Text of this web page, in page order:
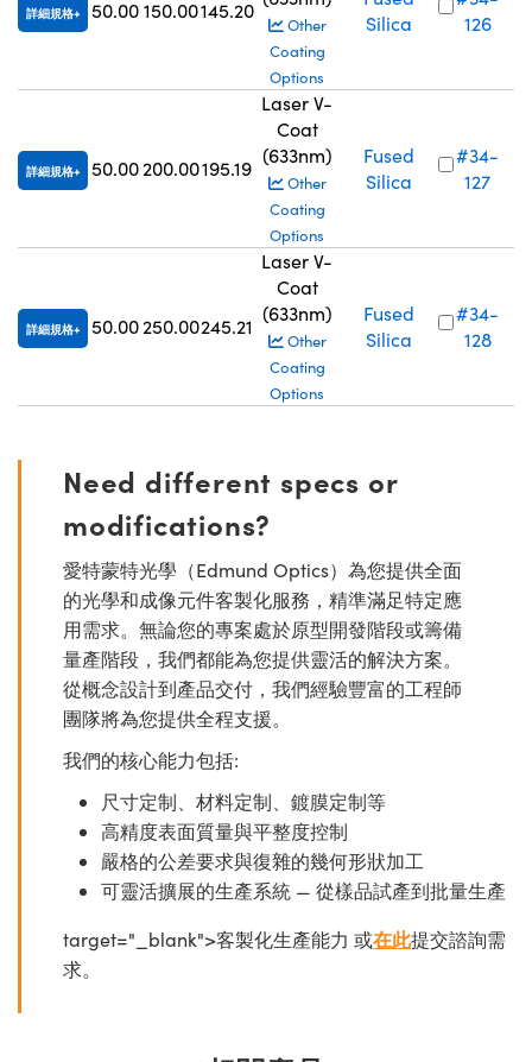
詳細規格 50.00150.00145.20
Other
Coating
Options
Silica
126
詳細規格 50.00200.00195.19
Laser V-
Coat
(633nm)
Other
Coating
Options
Fused
Silica
#34-
127
詳細規格 50.00250.00245.21
Laser V-
Coat
(633nm)
Other
Coating
Options
Fused
Silica
#34-
128
Need different specs or
modifications?
愛特蒙特光學（Edmund Optics）為您提供全面
的光學和成像元件客製化服務，精準滿足特定應
用需求。無論您的專案處於原型開發階段或籌備
量產階段，我們都能為您提供靈活的解決方案。
從概念設計到產品交付，我們經驗豐富的工程師
團隊將為您提供全程支援。
我們的核心能力包括:
尺寸定制、材料定制、鍍膜定制等
高精度表面質量與平整度控制
嚴格的公差要求與復雜的幾何形狀加工
可靈活擴展的生產系統 — 從樣品試產到批量生產
target="_blank">客製化生產能力 或在此提交諮詢需
求。